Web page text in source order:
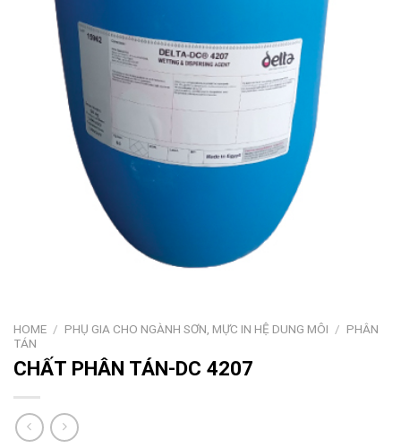
HOME / PHỤ GIA CHO NGÀNH SƠN, MỰC IN HỆ DUNG MÔI / PHÂN
TÁN
CHẤT PHÂN TÁN-DC 4207